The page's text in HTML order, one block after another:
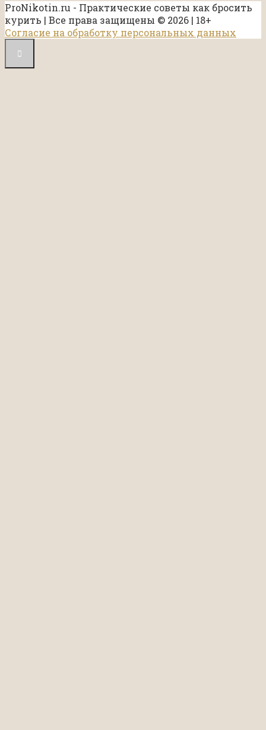
ProNikotin.ru - Практические советы как бросить
курить | Все права защищены © 2026 | 18+
Согласие на обработку персональных данных